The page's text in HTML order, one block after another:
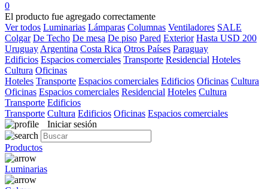
0
El producto fue agregado correctamente
Ver todos Luminarias Lámparas Columnas Ventiladores SALE
Colgar De Techo De mesa De piso Pared Exterior Hasta USD 200
Uruguay Argentina Costa Rica Otros Países Paraguay
Edificios Espacios comerciales Transporte Residencial Hoteles
Cultura Oficinas
Hoteles Transporte Espacios comerciales Edificios Oficinas Cultura
Oficinas Espacios comerciales Residencial Hoteles Cultura
Transporte Edificios
Transporte Cultura Edificios Oficinas Espacios comerciales
Iniciar sesión
Productos
Luminarias